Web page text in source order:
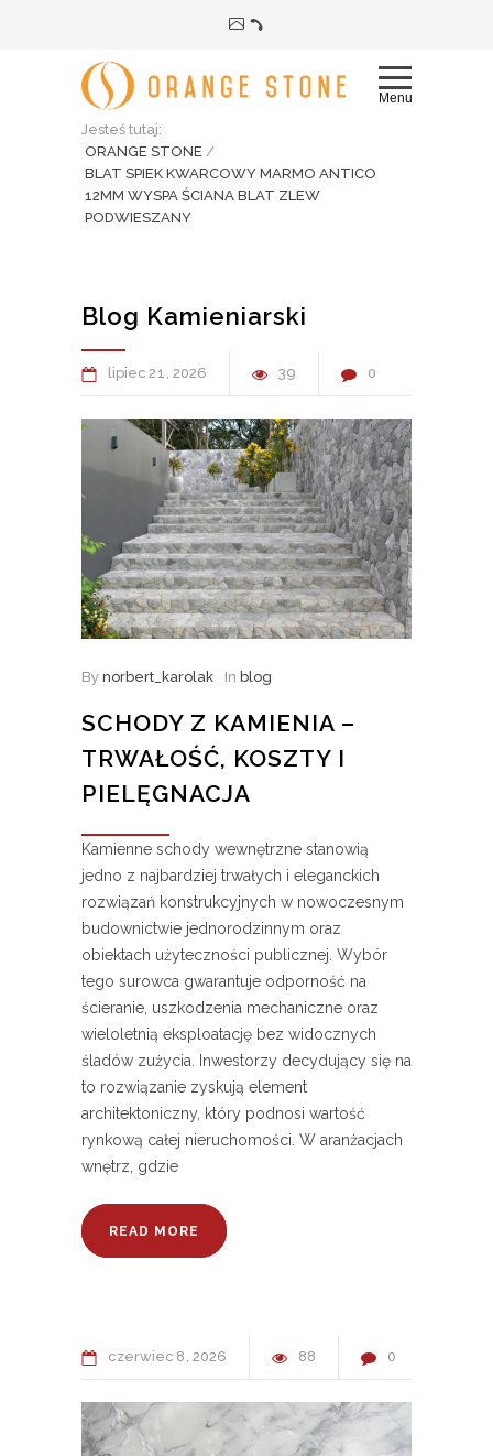
Menu
Jesteś tutaj:
ORANGE STONE /
BLAT SPIEK KWARCOWY MARMO ANTICO
12MM WYSPA ŚCIANA BLAT ZLEW
PODWIESZANY
Blog Kamieniarski
lipiec 21 2026 39 0
By norbert_karolak In blog
SCHODY Z KAMIENIA –
TRWAŁOŚĆ, KOSZTY I
PIELĘGNACJA
Kamienne schody wewnętrzne stanowią
jedno z najbardziej trwałych i eleganckich
rozwiązań konstrukcyjnych w nowoczesnym
budownictwie jednorodzinnym oraz
obiektach użyteczności publicznej. Wybór
tego surowca gwarantuje odporność na
ścieranie, uszkodzenia mechaniczne oraz
wieloletnią eksploatację bez widocznych
śladów zużycia. Inwestorzy decydujący się na
to rozwiązanie zyskują element
architektoniczny, który podnosi wartość
rynkową całej nieruchomości. W aranżacjach
wnętrz, gdzie
READ MORE
czerwiec 8 2026 88 0